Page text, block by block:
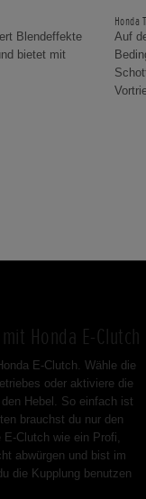
Blendeffekte
bietet mit
Honda
Auf
Honda E-Clutch
E-Clutch. Wähle die
oder aktiviere die
Hebel. So einfach ist
brauchst du nur den
Clutch wie ein Profi,
abwürgen und bist im
die Kupplung benutzen